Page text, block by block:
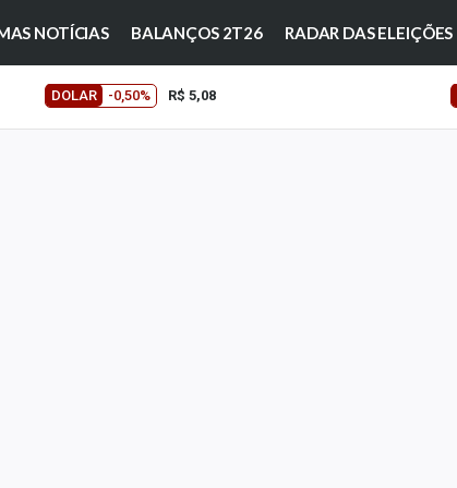
NOTÍCIAS BALANÇOS 2T26 RADAR DAS ELEIÇÕES
DOLAR -0,50% R$ 5,08